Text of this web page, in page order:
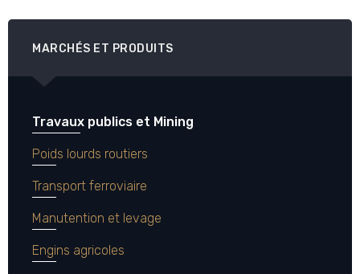
MARCHÉS ET PRODUITS
Travaux publics et Mining
Poids lourds routiers
Transport ferroviaire
Manutention et levage
Engins agricoles